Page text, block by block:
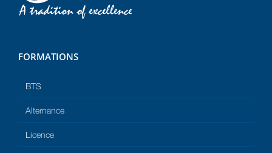
FORMATIONS
BTS
Alternance
Licence